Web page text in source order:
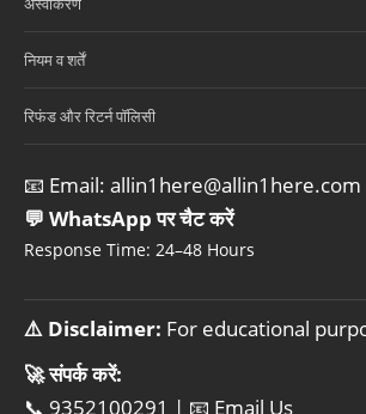
नियम व शर्तें
रिफंड और रिटर्न पॉलिसी
📧 Email: allin1here@allin1here.com
💬 WhatsApp पर चैट करें
Response Time: 24–48 Hours
⚠️ Disclaimer: For educational
🚀 संपर्क करें:
📞 9352100291 | 📧 Email Us